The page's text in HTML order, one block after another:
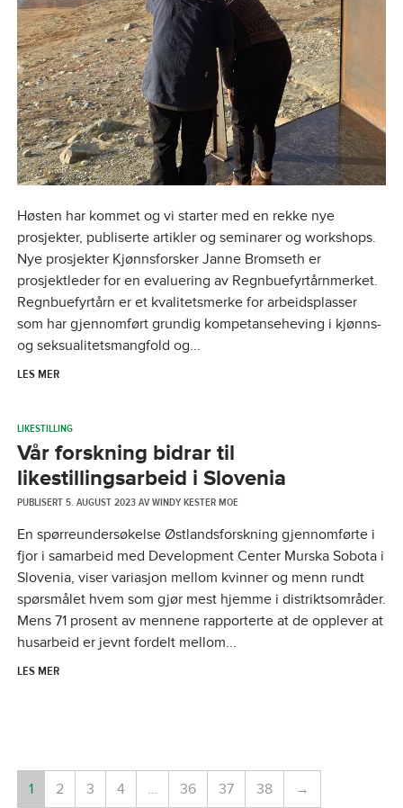
Høsten har kommet og vi starter med en rekke nye
prosjekter, publiserte artikler og seminarer og workshops.
Nye prosjekter Kjønnsforsker Janne Bromseth er
prosjektleder for en evaluering av Regnbuefyrtårnmerket.
Regnbuefyrtårn er et kvalitetsmerke for arbeidsplasser
som har gjennomført grundig kompetanseheving i kjønns-
og seksualitetsmangfold og...
LES MER
LIKESTILLING
Vår forskning bidrar til
likestillingsarbeid i Slovenia
PUBLISERT5. AUGUST 2023AVWINDY KESTER MOE
En spørreundersøkelse Østlandsforskning gjennomførte i
fjor i samarbeid med Development Center Murska Sobota i
Slovenia, viser variasjon mellom kvinner og menn rundt
spørsmålet hvem som gjør mest hjemme i distriktsområder.
Mens 71 prosent av mennene rapporterte at de opplever at
husarbeid er jevnt fordelt mellom...
LES MER
1 2 3 4 … 36 37 38 →